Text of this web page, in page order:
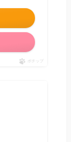
ポチップ